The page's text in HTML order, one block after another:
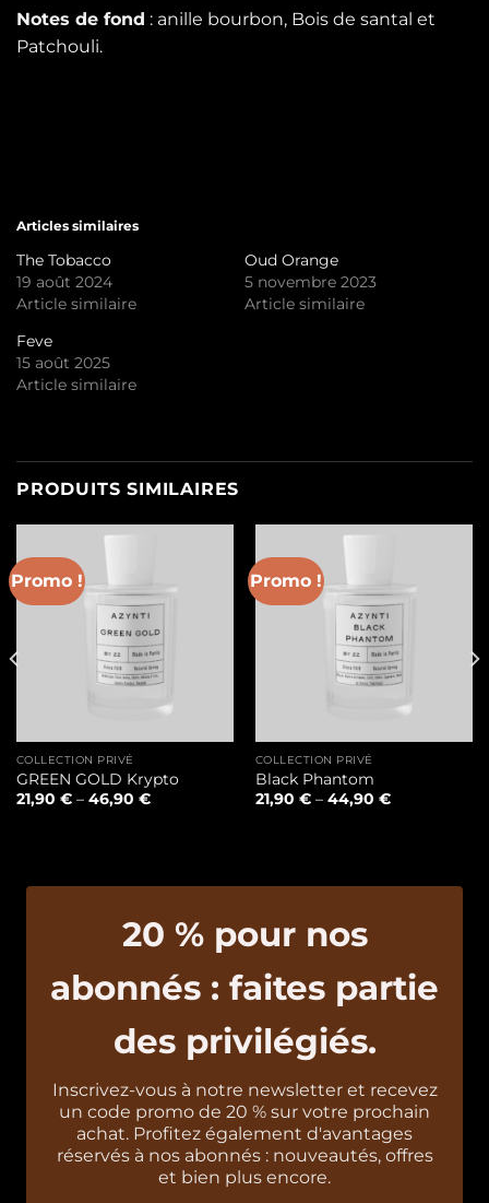
Notes de fond : anille bourbon, Bois de santal et
Patchouli.
Articles similaires
The Tobacco
19 août 2024
Article similaire
Oud Orange
5 novembre 2023
Article similaire
Feve
15 août 2025
Article similaire
PRODUITS SIMILAIRES
Promo !
COLLECTION PRIVÉ
GREEN GOLD Krypto
21,90 €– 46,90 €
Promo !
COLLECTION PRIVÉ
Black Phantom
21,90 €– 44,90 €
20 % pour nos
abonnés : faites partie
des privilégiés.
Inscrivez-vous à notre newsletter et recevez
un code promo de 20 % sur votre prochain
achat. Profitez également d'avantages
réservés à nos abonnés : nouveautés, offres
et bien plus encore.